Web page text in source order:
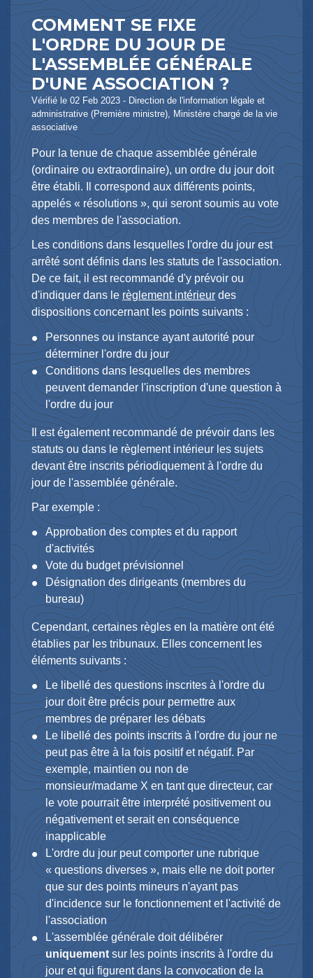
COMMENT SE FIXE
L'ORDRE DU JOUR DE
L'ASSEMBLÉE GÉNÉRALE
D'UNE ASSOCIATION ?
Vérifié le 02 Feb 2023 - Direction de l'information légale et
administrative (Première ministre), Ministère chargé de la vie
associative
Pour la tenue de chaque assemblée générale
(ordinaire ou extraordinaire), un ordre du jour doit
être établi. Il correspond aux différents points,
appelés « résolutions », qui seront soumis au vote
des membres de l'association.
Les conditions dans lesquelles l'ordre du jour est
arrêté sont définis dans les statuts de l'association.
De ce fait, il est recommandé d'y prévoir ou
d'indiquer dans lerèglement intérieurdes
dispositions concernant les points suivants :
Personnes ou instance ayant autorité pour
déterminer l'ordre du jour
Conditions dans lesquelles des membres
peuvent demander l'inscription d'une question à
l'ordre du jour
Il est également recommandé de prévoir dans les
statuts ou dans le règlement intérieur les sujets
devant être inscrits périodiquement à l'ordre du
jour de l'assemblée générale.
Par exemple :
Approbation des comptes et du rapport
d'activités
Vote du budget prévisionnel
Désignation des dirigeants (membres du
bureau)
Cependant, certaines règles en la matière ont été
établies par les tribunaux. Elles concernent les
éléments suivants :
Le libellé des questions inscrites à l'ordre du
jour doit être précis pour permettre aux
membres de préparer les débats
Le libellé des points inscrits à l'ordre du jour ne
peut pas être à la fois positif et négatif. Par
exemple, maintien ou non de
monsieur/madame X en tant que directeur, car
le vote pourrait être interprété positivement ou
négativement et serait en conséquence
inapplicable
L'ordre du jour peut comporter une rubrique
« questions diverses », mais elle ne doit porter
que sur des points mineurs n'ayant pas
d'incidence sur le fonctionnement et l'activité de
l'association
L'assemblée générale doit délibérer
uniquement sur les points inscrits à l'ordre du
jour et qui figurent dans la convocation de la